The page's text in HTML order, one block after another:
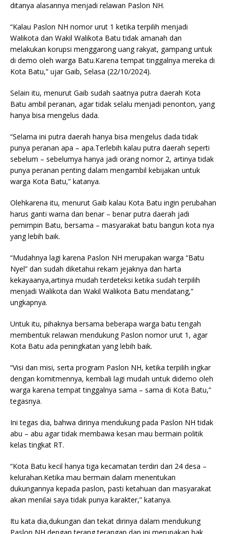
ditanya alasannya menjadi relawan Paslon NH.
“Kalau Paslon NH nomor urut 1 ketika terpilih menjadi
Walikota dan Wakil Walikota Batu tidak amanah dan
melakukan korupsi menggarong uang rakyat, gampang untuk
di demo oleh warga Batu.Karena tempat tinggalnya mereka di
Kota Batu,” ujar Gaib, Selasa (22/10/2024).
Selain itu, menurut Gaib sudah saatnya putra daerah Kota
Batu ambil peranan, agar tidak selalu menjadi penonton, yang
hanya bisa mengelus dada.
“Selama ini putra daerah hanya bisa mengelus dada tidak
punya peranan apa – apa.Terlebih kalau putra daerah seperti
sebelum – sebelumya hanya jadi orang nomor 2, artinya tidak
punya peranan penting dalam mengambil kebijakan untuk
warga Kota Batu,” katanya.
Olehkarena itu, menurut Gaib kalau Kota Batu ingin perubahan
harus ganti warna dan benar – benar putra daerah jadi
pemimpin Batu, bersama – masyarakat batu bangun kota nya
yang lebih baik.
“Mudahnya lagi karena Paslon NH merupakan warga “Batu
Nyel” dan sudah diketahui rekam jejaknya dan harta
kekayaanya,artinya mudah terdeteksi ketika sudah terpilih
menjadi Walikota dan Wakil Walikota Batu mendatang,”
ungkapnya.
Untuk itu, pihaknya bersama beberapa warga batu tengah
membentuk relawan mendukung Paslon nomor urut 1, agar
Kota Batu ada peningkatan yang lebih baik.
“Visi dan misi, serta program Paslon NH, ketika terpilih ingkar
dengan komitmennya, kembali lagi mudah untuk didemo oleh
warga karena tempat tinggalnya sama – sama di Kota Batu,”
tegasnya.
Ini tegas dia, bahwa dirinya mendukung pada Paslon NH tidak
abu – abu agar tidak membawa kesan mau bermain politik
kelas tingkat RT.
“Kota Batu kecil hanya tiga kecamatan terdiri dari 24 desa –
kelurahan.Ketika mau bermain dalam menentukan
dukungannya kepada paslon, pasti ketahuan dan masyarakat
akan menilai saya tidak punya karakter,” katanya.
Itu kata dia,dukungan dan tekat dirinya dalam mendukung